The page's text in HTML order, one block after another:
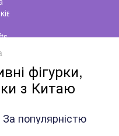
фігурки,
з Китаю
За популярністю